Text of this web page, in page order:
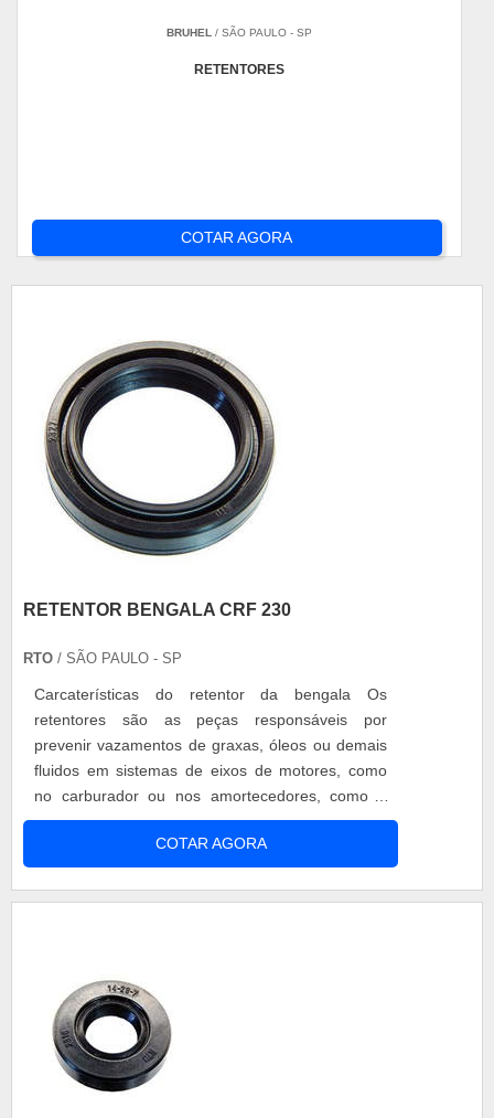
BRUHEL / SÃO PAULO - SP
RETENTORES
COTAR AGORA
RETENTOR BENGALA CRF 230
RTO / SÃO PAULO - SP
Carcaterísticas do retentor da bengala Os
retentores são as peças responsáveis por
prevenir vazamentos de graxas, óleos ou demais
fluidos em sistemas de eixos de motores, como
no carburador ou nos amortecedores, como o
retentor bengala crf 230 por exemplo. Mesmo se
tratando de peças simples e de baixo custo, os
retentores são responsáveis, além do
COTAR AGORA